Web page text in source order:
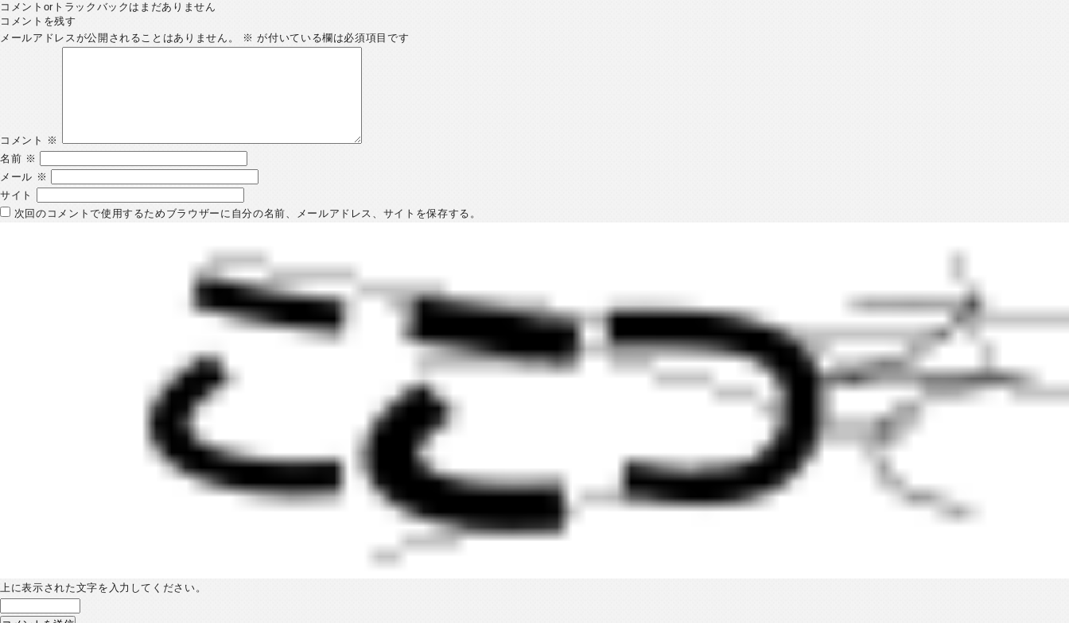
コメントorトラックバックはまだありません
コメントを残す
メールアドレスが公開されることはありません。
※ が付いている欄は必須項目です
コメント
※
名前 ※
メール ※
サイト
次回のコメントで使用するためブラウザーに自分の名前、メールアドレス、サイトを保存する。
上に表示された文字を入力してください。